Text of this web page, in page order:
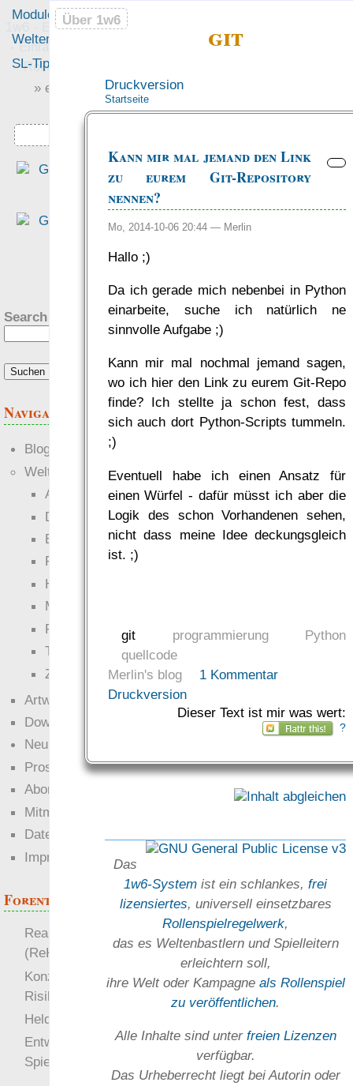
1w6 - Ein Würfel System
- Einfach saubere, freie
Rollenspiel-Regeln
git
Druckversion
Startseite
Kann mir mal jemand den Link
zu eurem Git-Repository
nennen?
Mo, 2014-10-06 20:44 — Merlin
Hallo ;)
Da ich gerade mich nebenbei in Python
einarbeite, suche ich natürlich ne
sinnvolle Aufgabe ;)
Kann mir mal nochmal jemand sagen,
wo ich hier den Link zu eurem Git-Repo
finde? Ich stellte ja schon fest, dass
sich auch dort Python-Scripts tummeln.
;)
Eventuell habe ich einen Ansatz für
einen Würfel - dafür müsst ich aber die
Logik des schon Vorhandenen sehen,
nicht dass meine Idee deckungsgleich
ist. ;)
git programmierung
Python
quellcode
Merlin's blog
1 Kommentar
Druckversion
Dieser Text ist mir was wert:
?
Das
1w6-System ist ein schlankes,frei
lizensiertes, universell einsetz­bares
Rollen­spielregel­werk,
das es Welten­bastlern und Spiel­leitern
erleichtern soll,
ihre Welt oder Kam­pagne als Rollenspiel
zu ver­öffent­lichen.
Alle Inhalte sind unter freien Lizenzen
verfügbar.
Das Urheber­recht liegt bei Autorin oder
Über 1w6
Module
Welten
SL-Tipps
» einfach saubere «
» Regeln «
Über 1w6
Search this site:
Navigation
Blogs
Welten
Ante Portas
Die neuen Lande
EWS-X
Freihändler
Hinter der Welt
Magie
RaumZeit
Technophob
Zettel-RPG
Artwork
Downloads
Neuigkeiten
Prosa
Abonnieren
Mitmachen
Datenschutz
Impressum
Forenthemen
Realistische Kämpfe
(ReKa)
Konzept für Schwächen:
Risiko
Heldendokument
Entwicklung von
Spielwelten
„Durch das fixe
haben wir nur sehr wenig
auf Regelebene verbracht
hatten mehr Muße, auf
gångens Arvta­gare
was Leute sagen…